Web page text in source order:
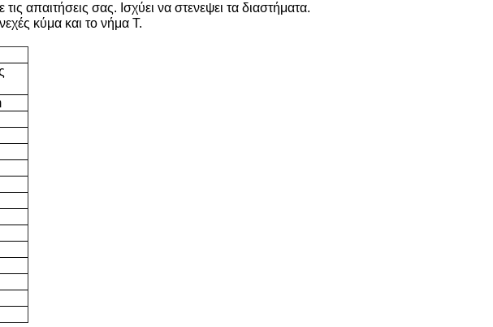
απαιτήσεις σας. Ισχύει να στενεψει τα διαστήματα.
κύμα και το νήμα Τ.